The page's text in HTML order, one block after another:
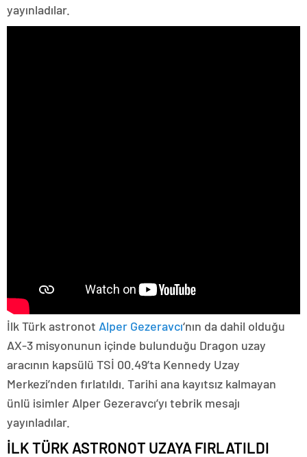
yayınladılar.
İlk Türk astronot Alper Gezeravcı‘nın da dahil olduğu
AX-3 misyonunun içinde bulunduğu Dragon uzay
aracının kapsülü TSİ 00.49’ta Kennedy Uzay
Merkezi’nden fırlatıldı. Tarihi ana kayıtsız kalmayan
ünlü isimler Alper Gezeravcı’yı tebrik mesajı
yayınladılar.
İLK TÜRK ASTRONOT UZAYA FIRLATILDI